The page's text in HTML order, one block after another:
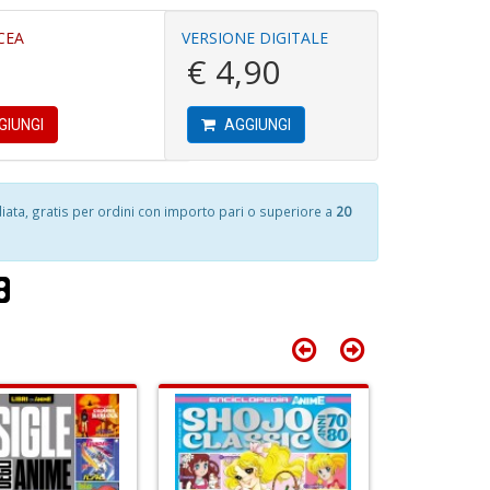
VERSIONE DIGITALE
€ 4,90
AGGIUNGI
gratis per ordini con importo pari o superiore a 20